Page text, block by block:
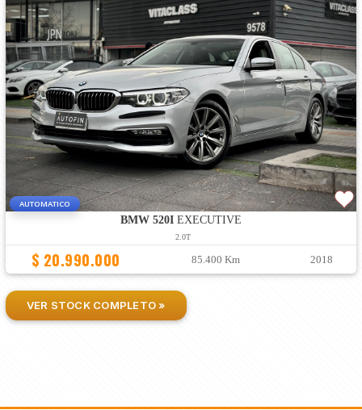
AUTOMATICO
BMW 520IEXECUTIVE
2.0T
$ 20.990.000 85.400 Km 2018
VER STOCK COMPLETO »